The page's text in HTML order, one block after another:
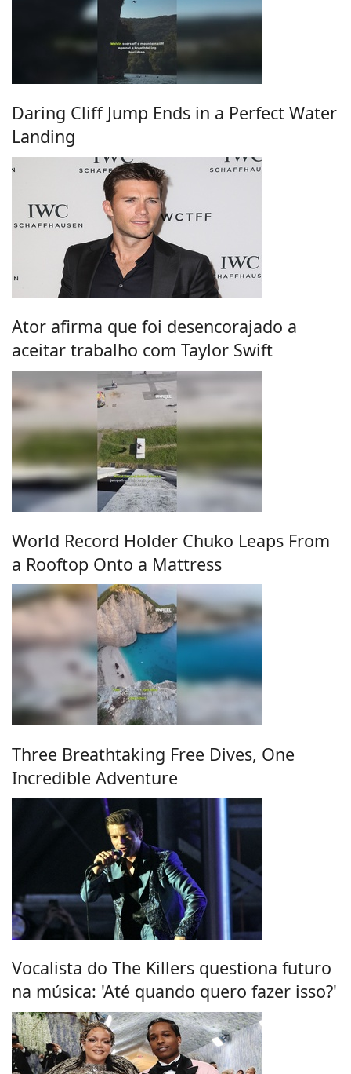
Daring Cliff Jump Ends in a Perfect Water
Landing
Ator afirma que foi desencorajado a
aceitar trabalho com Taylor Swift
World Record Holder Chuko Leaps From
a Rooftop Onto a Mattress
Three Breathtaking Free Dives, One
Incredible Adventure
Vocalista do The Killers questiona futuro
na música: 'Até quando quero fazer isso?'